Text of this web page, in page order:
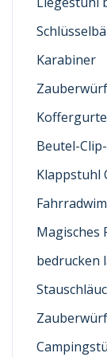
Karabiner
Beutel-
Klappstuhl
Magisches
bedrucken